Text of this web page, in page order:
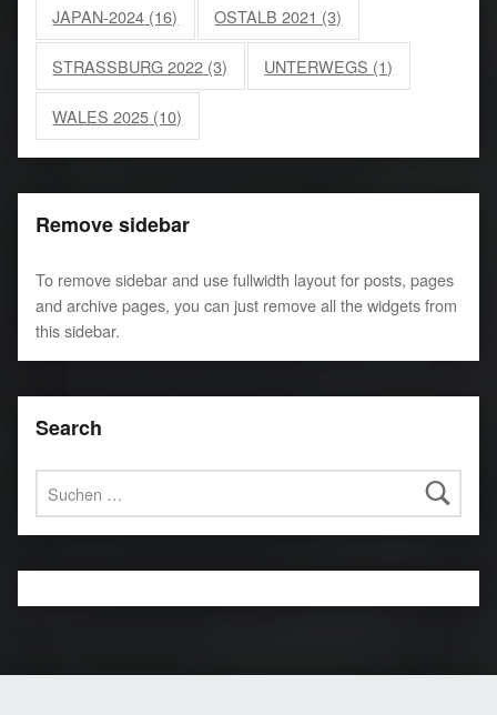
JAPAN-2024 (16) OSTALB 2021 (3)
STRASSBURG 2022 (3) UNTERWEGS (1)
WALES 2025 (10)
Remove sidebar
To remove sidebar and use fullwidth layout for posts, pages
and archive pages, you can just remove all the widgets from
this sidebar.
Search
Suchen nach: